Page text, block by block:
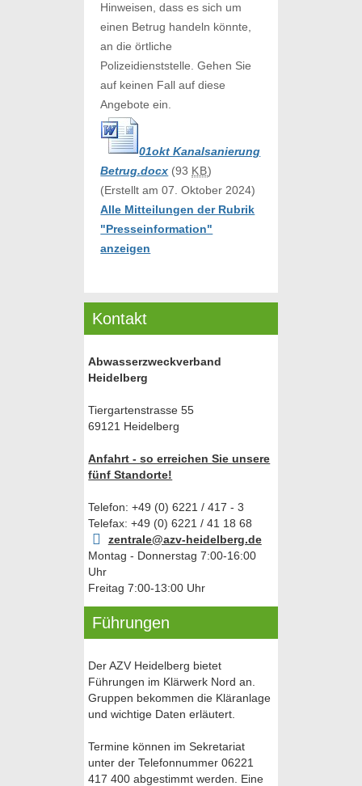
Hinweisen, dass es sich um
einen Betrug handeln könnte,
an die örtliche
Polizeidienststelle. Gehen Sie
auf keinen Fall auf diese
Angebote ein.
01okt Kanalsanierung
Betrug.docx (93 KB)
(Erstellt am 07. Oktober 2024)
Alle Mitteilungen der Rubrik
"Presseinformation"
anzeigen
Kontakt
Abwasserzweckverband
Heidelberg
Tiergartenstrasse 55
69121 Heidelberg
Anfahrt - so erreichen Sie unsere
fünf Standorte!
Telefon: +49 (0) 6221 / 417 - 3
Telefax: +49 (0) 6221 / 41 18 68
zentrale@azv-heidelberg.de
Montag - Donnerstag 7:00-16:00
Uhr
Freitag 7:00-13:00 Uhr
Führungen
Der AZV Heidelberg bietet
Führungen im Klärwerk Nord an.
Gruppen bekommen die Kläranlage
und wichtige Daten erläutert.
Termine können im Sekretariat
unter der Telefonnummer 06221
417 400 abgestimmt werden. Eine